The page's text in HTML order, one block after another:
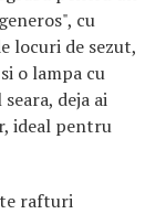
cu
locuri de sezut,
o lampa cu
deja ai
ideal pentru
rafturi